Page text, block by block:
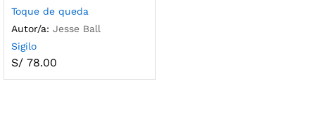
Toque de queda
Autor/a: Jesse Ball
Sigilo
S/ 78.00